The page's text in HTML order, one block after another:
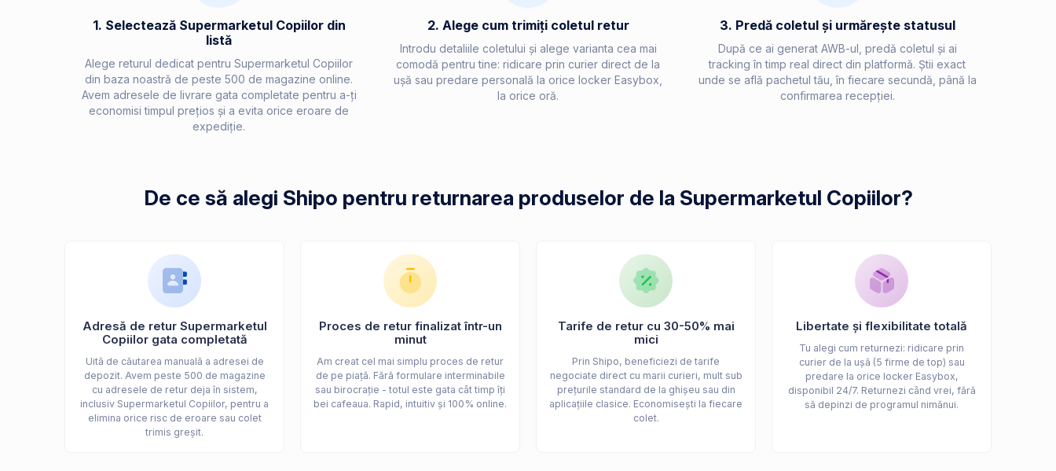
1. Selectează Supermarketul Copiilor din
listă
Alege returul dedicat pentru Supermarketul Copiilor
din baza noastră de peste 500 de magazine online.
Avem adresele de livrare gata completate pentru a-ți
economisi timpul prețios și a evita orice eroare de
expediție.
2. Alege cum trimiți coletul retur
Introdu detaliile coletului și alege varianta cea mai
comodă pentru tine: ridicare prin curier direct de la
ușă sau predare personală la orice locker Easybox,
la orice oră.
3. Predă coletul și urmărește statusul
După ce ai generat AWB-ul, predă coletul și ai
tracking în timp real direct din platformă. Știi exact
unde se află pachetul tău, în fiecare secundă, până la
confirmarea recepției.
De ce să alegi Shipo pentru returnarea produselor de la Supermarketul Copiilor?
Adresă de retur Supermarketul
Copiilor gata completată
Uită de căutarea manuală a adresei de
depozit. Avem peste 500 de magazine
cu adresele de retur deja în sistem,
inclusiv Supermarketul Copiilor, pentru a
elimina orice risc de eroare sau colet
trimis greșit.
Proces de retur finalizat într-un
minut
Am creat cel mai simplu proces de retur
de pe piață. Fără formulare interminabile
sau birocrație - totul este gata cât timp îți
bei cafeaua. Rapid, intuitiv și 100% online.
Tarife de retur cu 30-50% mai
mici
Prin Shipo, beneficiezi de tarife
negociate direct cu marii curieri, mult sub
prețurile standard de la ghișeu sau din
aplicațiile clasice. Economisești la fiecare
colet.
Libertate și flexibilitate totală
Tu alegi cum returnezi: ridicare prin
curier de la ușă (5 firme de top) sau
predare la orice locker Easybox,
disponibil 24/7. Returnezi când vrei, fără
să depinzi de programul nimănui.